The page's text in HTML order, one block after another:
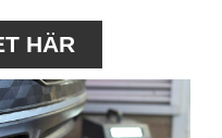
HÄR